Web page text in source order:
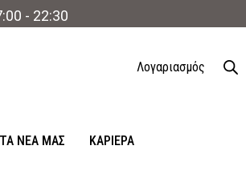
- 22:30
Λογαριασμός
ΤΑ ΝΈΑ ΜΑΣ ΚΑΡΙΈΡΑ